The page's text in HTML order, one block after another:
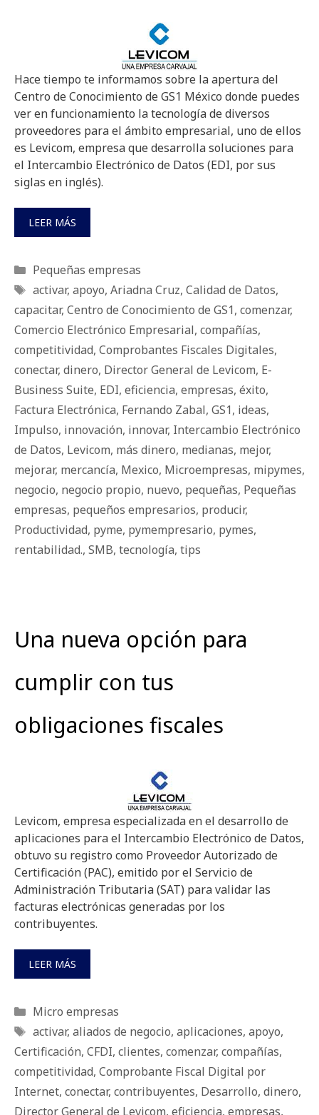
Hace tiempo te informamos sobre la apertura del
Centro de Conocimiento de GS1 México donde puedes
ver en funcionamiento la tecnología de diversos
proveedores para el ámbito empresarial, uno de ellos
es Levicom, empresa que desarrolla soluciones para
el Intercambio Electrónico de Datos (EDI, por sus
siglas en inglés).
LEER MÁS
Categorías
Pequeñas empresas
Etiquetas
activar, apoyo, Ariadna Cruz, Calidad de Datos,
capacitar, Centro de Conocimiento de GS1, comenzar,
Comercio Electrónico Empresarial, compañías,
competitividad, Comprobantes Fiscales Digitales,
conectar, dinero, Director General de Levicom, E-
Business Suite, EDI, eficiencia, empresas, éxito,
Factura Electrónica, Fernando Zabal, GS1, ideas,
Impulso, innovación, innovar, Intercambio Electrónico
de Datos, Levicom, más dinero, medianas, mejor,
mejorar, mercancía, Mexico, Microempresas, mipymes,
negocio, negocio propio, nuevo, pequeñas, Pequeñas
empresas, pequeños empresarios, producir,
Productividad, pyme, pymempresario, pymes,
rentabilidad., SMB, tecnología, tips
Una nueva opción para
cumplir con tus
obligaciones fiscales
Levicom, empresa especializada en el desarrollo de
aplicaciones para el Intercambio Electrónico de Datos,
obtuvo su registro como Proveedor Autorizado de
Certificación (PAC), emitido por el Servicio de
Administración Tributaria (SAT) para validar las
facturas electrónicas generadas por los
contribuyentes.
LEER MÁS
Categorías
Micro empresas
Etiquetas
activar, aliados de negocio, aplicaciones, apoyo,
Certificación, CFDI, clientes, comenzar, compañías,
competitividad, Comprobante Fiscal Digital por
Internet, conectar, contribuyentes, Desarrollo, dinero,
Director General de Levicom, eficiencia, empresas,